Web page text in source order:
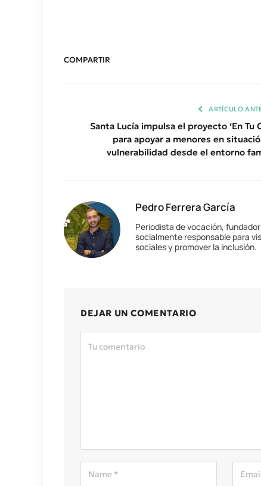
COMPARTIR
ARTÍCULO
Santa Lucía impulsa el proyecto ‘En Tu
para apoyar a menores en
vulnerabilidad desde el entorno
Pedro Ferrera García
Periodista de vocación,
socialmente responsable para
sociales y promover la inclusión.
DEJAR UN COMENTARIO